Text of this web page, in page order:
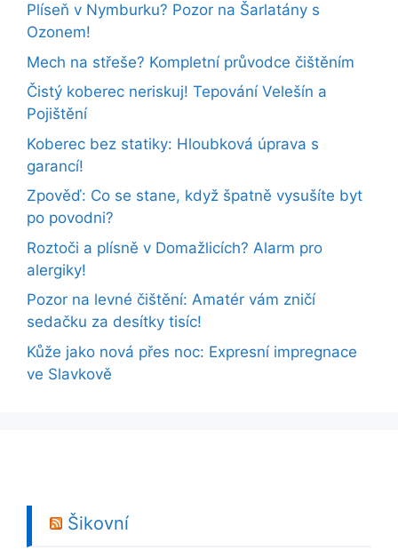
Plíseň v Nymburku? Pozor na Šarlatány s
Ozonem!
Mech na střeše? Kompletní průvodce čištěním
Čistý koberec neriskuj! Tepování Velešín a
Pojištění
Koberec bez statiky: Hloubková úprava s
garancí!
Zpověď: Co se stane, když špatně vysušíte byt
po povodni?
Roztoči a plísně v Domažlicích? Alarm pro
alergiky!
Pozor na levné čištění: Amatér vám zničí
sedačku za desítky tisíc!
Kůže jako nová přes noc: Expresní impregnace
ve Slavkově
Šikovní